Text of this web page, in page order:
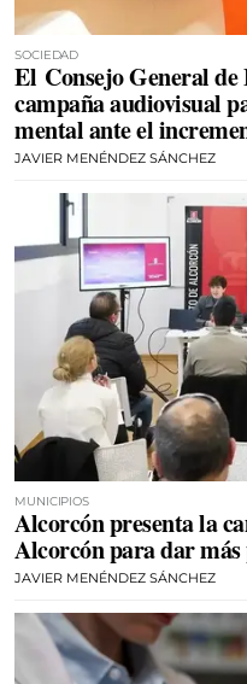
SOCIEDAD
El Consejo General
campaña audiovisual
mental ante el
JAVIER MENÉNDEZ SÁNCHEZ
MUNICIPIOS
Alcorcón presenta la
Alcorcón para dar más
JAVIER MENÉNDEZ SÁNCHEZ